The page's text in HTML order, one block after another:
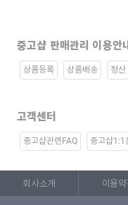
중고샵 판매관리 이용안
상품등록 상품배송 정산
고객센터
중고샵관련FAQ 중고샵1:1
회사소개 이용